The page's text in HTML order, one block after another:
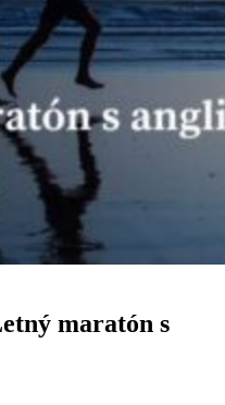
maratón s